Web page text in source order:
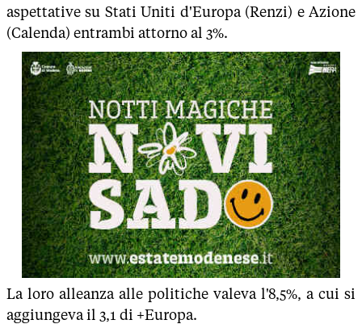
aspettative su Stati Uniti d'Europa (Renzi) e Azione
(Calenda) entrambi attorno al 3%.
La loro alleanza alle politiche valeva l'8,5%, a cui si
aggiungeva il 3,1 di +Europa.